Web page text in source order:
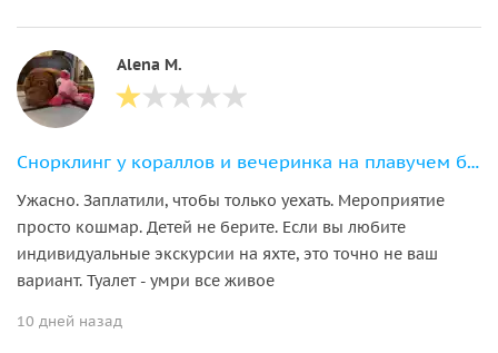
Alena M.
Снорклинг у кораллов и вечеринка на плавучем баре
Ужасно. Заплатили, чтобы только уехать. Мероприятие
просто кошмар. Детей не берите. Если вы любите
индивидуальные экскурсии на яхте, это точно не ваш
вариант. Туалет - умри все живое
10 дней назад